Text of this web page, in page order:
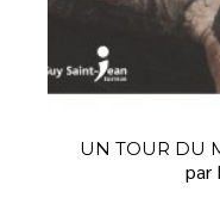
UN TOUR DU
par